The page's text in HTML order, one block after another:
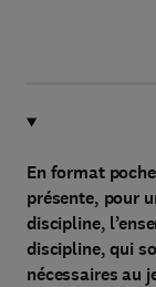
En format
présente, pour
discipline,
discipline, qui
nécessaires au